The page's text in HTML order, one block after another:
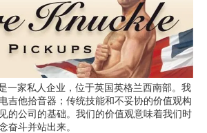
一家私人企业，位于英国英格兰西南部。我
吉他拾音器；传统技能和不妥协的价值观构
的公司的基础。我们的价值观意味着我们时
奋斗并站出来。